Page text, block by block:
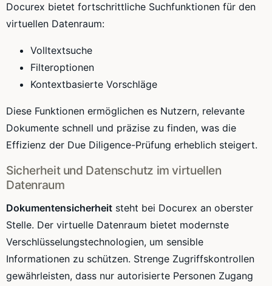
Docurex bietet fortschrittliche Suchfunktionen für den
virtuellen Datenraum:
Volltextsuche
Filteroptionen
Kontextbasierte Vorschläge
Diese Funktionen ermöglichen es Nutzern, relevante
Dokumente schnell und präzise zu finden, was die
Effizienz der Due Diligence-Prüfung erheblich steigert.
Sicherheit und Datenschutz im virtuellen
Datenraum
Dokumentensicherheit steht bei Docurex an oberster
Stelle. Der virtuelle Datenraum bietet modernste
Verschlüsselungstechnologien, um sensible
Informationen zu schützen. Strenge Zugriffskontrollen
gewährleisten, dass nur autorisierte Personen Zugang